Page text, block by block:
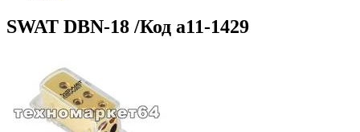
SWAT DBN-18 /Код a11-1429